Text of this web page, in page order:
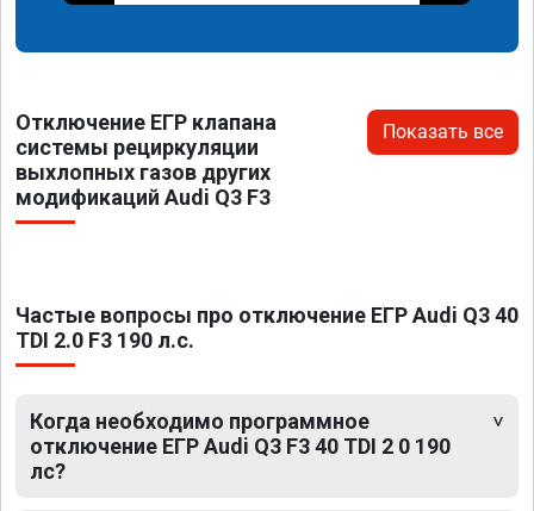
Отключение ЕГР клапана
системы рециркуляции
выхлопных газов других
модификаций Audi Q3 F3
Показать все
Частые вопросы про отключение ЕГР Audi Q3 40
TDI 2.0 F3 190 л.с.
Когда необходимо программное
отключение ЕГР Audi Q3 F3 40 TDI 2 0 190
лс?